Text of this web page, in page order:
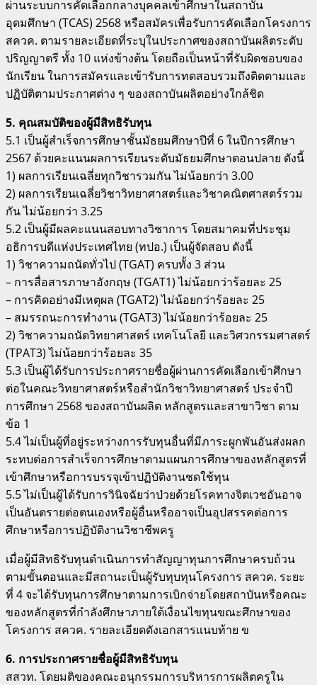
ผ่านระบบการคัดเลือกกลางบุคคลเข้าศึกษาในสถาบัน
อุดมศึกษา (TCAS) 2568 หรือสมัครเพื่อรับการคัดเลือกโครงการ
สควค. ตามรายละเอียดที่ระบุในประกาศของสถาบันผลิตระดับ
ปริญญาตรี ทั้ง 10 แห่งข้างต้น โดยถือเป็นหน้าที่รับผิดชอบของ
นักเรียน ในการสมัครและเข้ารับการทดสอบรวมถึงติดตามและ
ปฏิบัติตามประกาศต่าง ๆ ของสถาบันผลิตอย่างใกล้ชิด
5. คุณสมบัติของผู้มีสิทธิรับทุน
5.1 เป็นผู้สำเร็จการศึกษาชั้นมัธยมศึกษาปีที่ 6 ในปีการศึกษา
2567 ด้วยคะแนนผลการเรียนระดับมัธยมศึกษาตอนปลาย ดังนี้
1) ผลการเรียนเฉลี่ยทุกวิชารวมกัน ไม่น้อยกว่า 3.00
2) ผลการเรียนเฉลี่ยวิชาวิทยาศาสตร์และวิชาคณิตศาสตร์รวม
กัน ไม่น้อยกว่า 3.25
5.2 เป็นผู้มีผลคะแนนสอบทางวิชาการ โดยสมาคมที่ประชุม
อธิการบดีแห่งประเทศไทย (ทปอ.) เป็นผู้จัดสอบ ดังนี้
1) วิชาความถนัดทั่วไป (TGAT) ครบทั้ง 3 ส่วน
– การสื่อสารภาษาอังกฤษ (TGAT1) ไม่น้อยกว่าร้อยละ 25
– การคิดอย่างมีเหตุผล (TGAT2) ไม่น้อยกว่าร้อยละ 25
– สมรรถนะการทำงาน (TGAT3) ไม่น้อยกว่าร้อยละ 25
2) วิชาความถนัดวิทยาศาสตร์ เทคโนโลยี และวิศวกรรมศาสตร์
(TPAT3) ไม่น้อยกว่าร้อยละ 35
5.3 เป็นผู้ได้รับการประกาศรายชื่อผู้ผ่านการคัดเลือกเข้าศึกษา
ต่อในคณะวิทยาศาสตร์หรือสำนักวิชาวิทยาศาสตร์ ประจำปี
การศึกษา 2568 ของสถาบันผลิต หลักสูตรและสาขาวิชา ตาม
ข้อ 1
5.4 ไม่เป็นผู้ที่อยู่ระหว่างการรับทุนอื่นที่มีภาระผูกพันอันส่งผลก
ระทบต่อการสำเร็จการศึกษาตามแผนการศึกษาของหลักสูตรที่
เข้าศึกษาหรือการบรรจุเข้าปฏิบัติงานชดใช้ทุน
5.5 ไม่เป็นผู้ได้รับการวินิจฉัยว่าป่วยด้วยโรคทางจิตเวชอันอาจ
เป็นอันตรายต่อตนเองหรือผู้อื่นหรืออาจเป็นอุปสรรคต่อการ
ศึกษาหรือการปฏิบัติงานวิชาชีพครู
เมื่อผู้มีสิทธิรับทุนดำเนินการทำสัญญาทุนการศึกษาครบถ้วน
ตามขั้นตอนและมีสถานะเป็นผู้รับทุบทุนโครงการ สควค. ระยะ
ที่ 4 จะได้รับทุนการศึกษาตามการเบิกจ่ายโดยสถาบันหรือคณะ
ของหลักสูตรที่กำลังศึกษาภายใต้เงื่อนไขทุนขณะศึกษาของ
โครงการ สควค. รายละเอียดดังเอกสารแนบท้าย ข
6. การประกาศรายชื่อผู้มีสิทธิรับทุน
สสวท. โดยมติของคณะอนุกรรมการบริหารการผลิตครูใน